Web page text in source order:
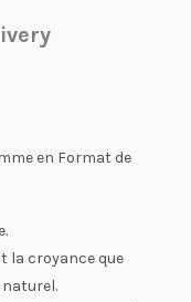
en Format de
la croyance que